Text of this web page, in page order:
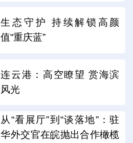
生态守护 持续解锁高颜
值“重庆蓝”
连云港：高空瞭望 赏海滨
风光
从“看展厅”到“谈落地”：驻
华外交官在皖抛出合作橄榄